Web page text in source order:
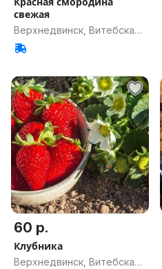
свежая
Верхнедвинск, Витебская
обл.
60 р.
Клубника
Верхнедвинск, Витебская